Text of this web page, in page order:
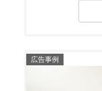
広告事例